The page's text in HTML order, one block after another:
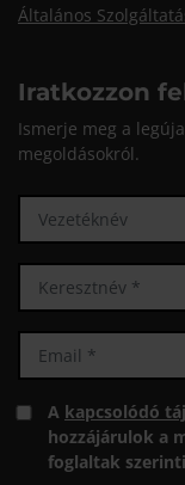
Általános
Iratkozzon
Ismerje meg a
megoldásokról.
A kapcsolódó
hozzájárulok a
foglaltak